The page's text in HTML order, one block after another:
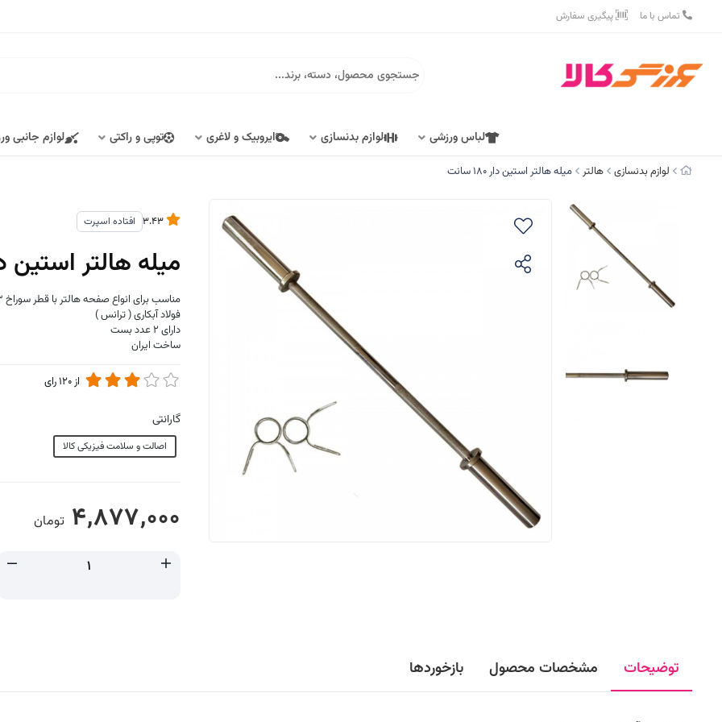
تماس با ما پیگیری سفارش
لباس ورزشی لوازم بدنسازی ایروبیک و لاغری توپی و راکتی لوازم جانبی
لوازم بدنسازی هالتر میله هالتر استین دار 180 سانت
افتاده اسپرت
میله هالتر استین دار 180
مناسب برای انواع صفحه هالتر با قطر سوراخ 3 سانتی متر
فولاد آبکاری ( ترانس )
دارای 2 عدد بست
ساخت ایران
از120رای
گارانتی
اصالت و سلامت فیزیکی کالا
4,877,000 تومان
توضیحات مشخصات محصول بازخوردها